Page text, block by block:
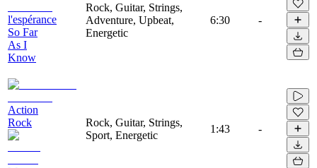
l'espérance
So Far
As I
Know
Rock, Guitar, Strings,
Adventure, Upbeat,
Energetic
6:30 -
Action
Rock
Rock, Guitar, Strings,
Sport, Energetic
1:43 -